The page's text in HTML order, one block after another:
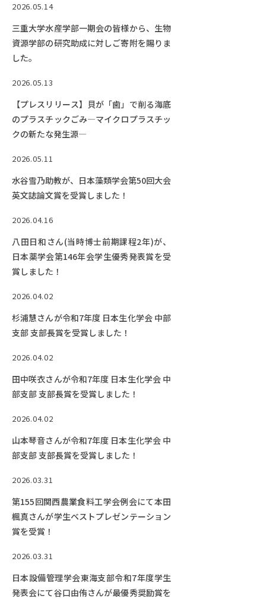
Facebook
X YouTube
2026.05.14
三重大学水産学部一期会の皆様から、生物
資源学部の研究助成に対しご寄附を賜りま
した。
2026.05.13
【プレスリリース】貝が「歯」で削る海底
のプラスチックごみ―マイクロプラスチッ
クの新たな発生源―
2026.05.11
水谷雪乃助教が、日本藻類学会第50回大会
英文誌論文賞を受賞しました！
2026.04.16
八田日和さん(当時博士前期課程2年)が、
日本薬学会第146年会学生優秀発表賞を受
賞しました！
2026.04.02
杉浦慧さんが令和7年度 日本生化学会 中部
支部 支部長賞を受賞しました！
2026.04.02
田中咲衣さんが令和7年度 日本生化学会 中
部支部 支部長賞を受賞しました！
2026.04.02
山本琴音さんが令和7年度 日本生化学会 中
部支部 支部長賞を受賞しました！
2026.03.31
第155回関西農業食料工学会例会にて本田
楓真さんが学生ベストプレゼンテーション
賞を受賞！
2026.03.31
日本設備管理学会東海支部令和7年度学生
発表会にて谷口由侑さんが最優秀奨励賞を